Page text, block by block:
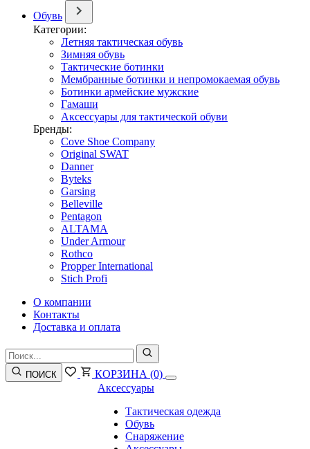
Обувь
Категории:
Летняя тактическая обувь
Зимняя обувь
Тактические ботинки
Мембранные ботинки и непромокаемая обувь
Ботинки армейские мужские
Гамаши
Аксессуары для тактической обуви
Бренды:
Cove Shoe Company
Original SWAT
Danner
Byteks
Garsing
Belleville
Pentagon
ALTAMA
Under Armour
Rothco
Propper International
Stich Profi
О компании
Контакты
Доставка и оплата
ПОИСК КОРЗИНА (0)
Аксессуары
Тактическая одежда
Обувь
Снаряжение